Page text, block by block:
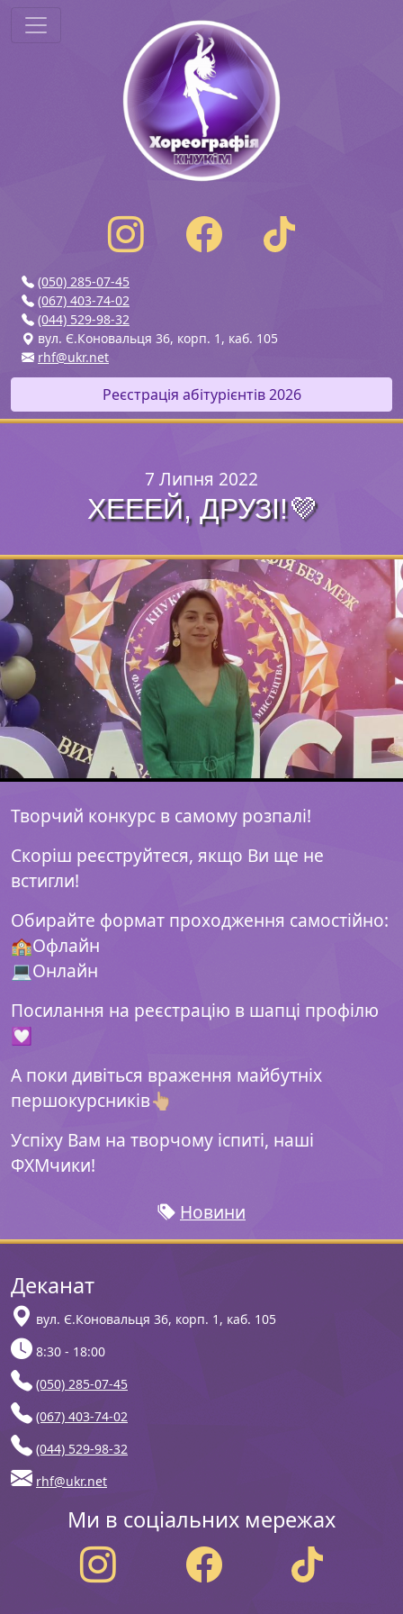
(050) 285-07-45
(067) 403-74-02
(044) 529-98-32
вул. Є.Коновальця 36, корп. 1, каб. 105
rhf@ukr.net
Реєстрація абітурієнтів 2026
7 Липня 2022
ХЕЕЕЙ, ДРУЗІ!💜
Творчий конкурс в самому розпалі!
Скоріш реєструйтеся, якщо Ви ще не
встигли!
Обирайте формат проходження самостійно:
🏫Офлайн
💻Онлайн
Посилання на реєстрацію в шапці профілю
💟
А поки дивіться враження майбутніх
першокурсників👆🏼
Успіху Вам на творчому іспиті, наші
ФХМчики!
Новини
Деканат
вул. Є.Коновальця 36, корп. 1, каб. 105
8:30 - 18:00
(050) 285-07-45
(067) 403-74-02
(044) 529-98-32
rhf@ukr.net
Ми в соціальних мережах